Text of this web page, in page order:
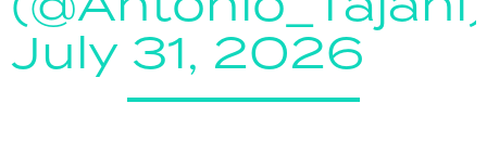
July 31, 2026